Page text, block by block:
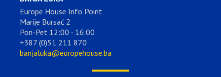
Europe House Info Point
Marije Bursać 2
Pon-Pet 12:00 - 16:00
+387 (0)51 211 870
banjaluka@europehouse.ba